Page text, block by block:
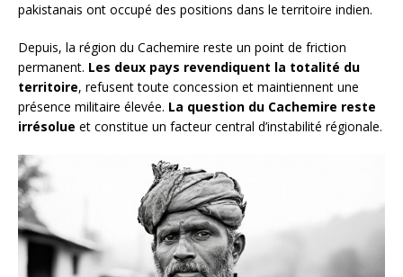
pakistanais ont occupé des positions dans le territoire indien.
Depuis, la région du Cachemire reste un point de friction
permanent. Les deux pays revendiquent la totalité du
territoire, refusent toute concession et maintiennent une
présence militaire élevée. La question du Cachemire reste
irrésolue et constitue un facteur central d’instabilité régionale.